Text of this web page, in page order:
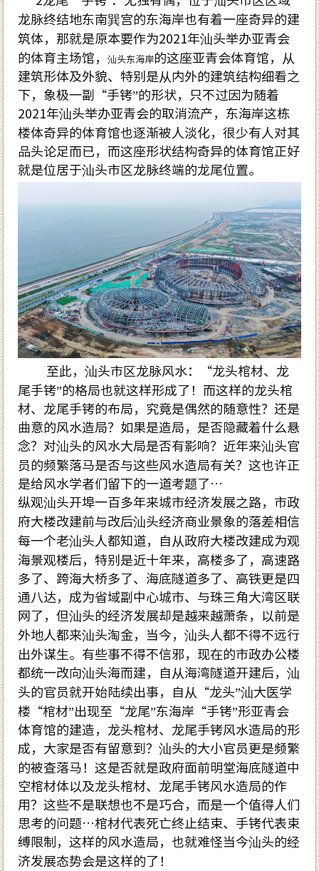
龙脉终结地东南巽宫的东海岸也有着一座奇异的建
筑体，那就是原本要作为2021年汕头举办亚青会
的体育主场馆，
汕头东海岸的这座亚青会体育馆，从
建筑形体及外貌、特别是从内外的建筑结构细看之
下，象极一副“手铐”的形状，只不过因为随着
2021年汕头举办亚青会的取消流产，东海岸这栋
楼体奇异的体育馆也逐渐被人淡化，很少有人对其
品头论足而已，而这座形状结构奇异的体育馆正好
就是位居于汕头市区龙脉终端的龙尾位置。
至此，汕头市区龙脉风水：“龙头棺材、龙
尾手铐”的格局也就这样形成了！而这样的龙头棺
材、龙尾手铐的布局，究竟是偶然的随意性？还是
曲意的风水造局？如果是造局，是否隐藏着什么悬
念？对汕头的风水大局是否有影响？近年来汕头官
员的频繁落马是否与这些风水造局有关？这也许正
是给风水学者们留下的一道考题了…
纵观汕头开埠一百多年来城市经济发展之路，市政
府大楼改建前与改后汕头经济商业景象的落差相信
每一个老汕头人都知道，自从政府大楼改建成为观
海景观楼后，特别是近十年来，高楼多了，高速路
多了、跨海大桥多了、海底隧道多了、高铁更是四
通八达，成为省域副中心城市、与珠三角大湾区联
网了，但汕头的经济发展却是越来越萧条，以前是
外地人都来汕头淘金，当今，汕头人都不得不远行
出外谋生。有些事不得不信邪，现在的市政办公楼
都统一改向汕头海而建，自从海湾隧道开建后，汕
头的官员就开始陆续出事，自从“龙头”汕大医学
楼“棺材”出现至“龙尾”东海岸“手铐”形亚青会
体育馆的建造，龙头棺材、龙尾手铐风水造局的形
成，大家是否有留意到？汕头的大小官员更是频繁
的被查落马！这是否就是政府面前明堂海底隧道中
空棺材体以及龙头棺材、龙尾手铐风水造局的作
用？这些不是联想也不是巧合，而是一个值得人们
思考的问题…棺材代表死亡终止结束、手铐代表束
缚限制，这样的风水造局，也就难怪当今汕头的经
济发展态势会是这样的了！